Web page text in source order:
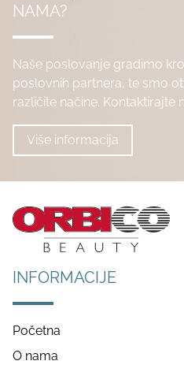
NAMA?
Naše poslovanje gradimo
poslovnih partnera, te smo
različite načine. Kontaktirajte
Više informacija
INFORMACIJE
Početna
O nama